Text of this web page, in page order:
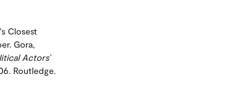
Closest
Gora,
Actors’
Routledge.